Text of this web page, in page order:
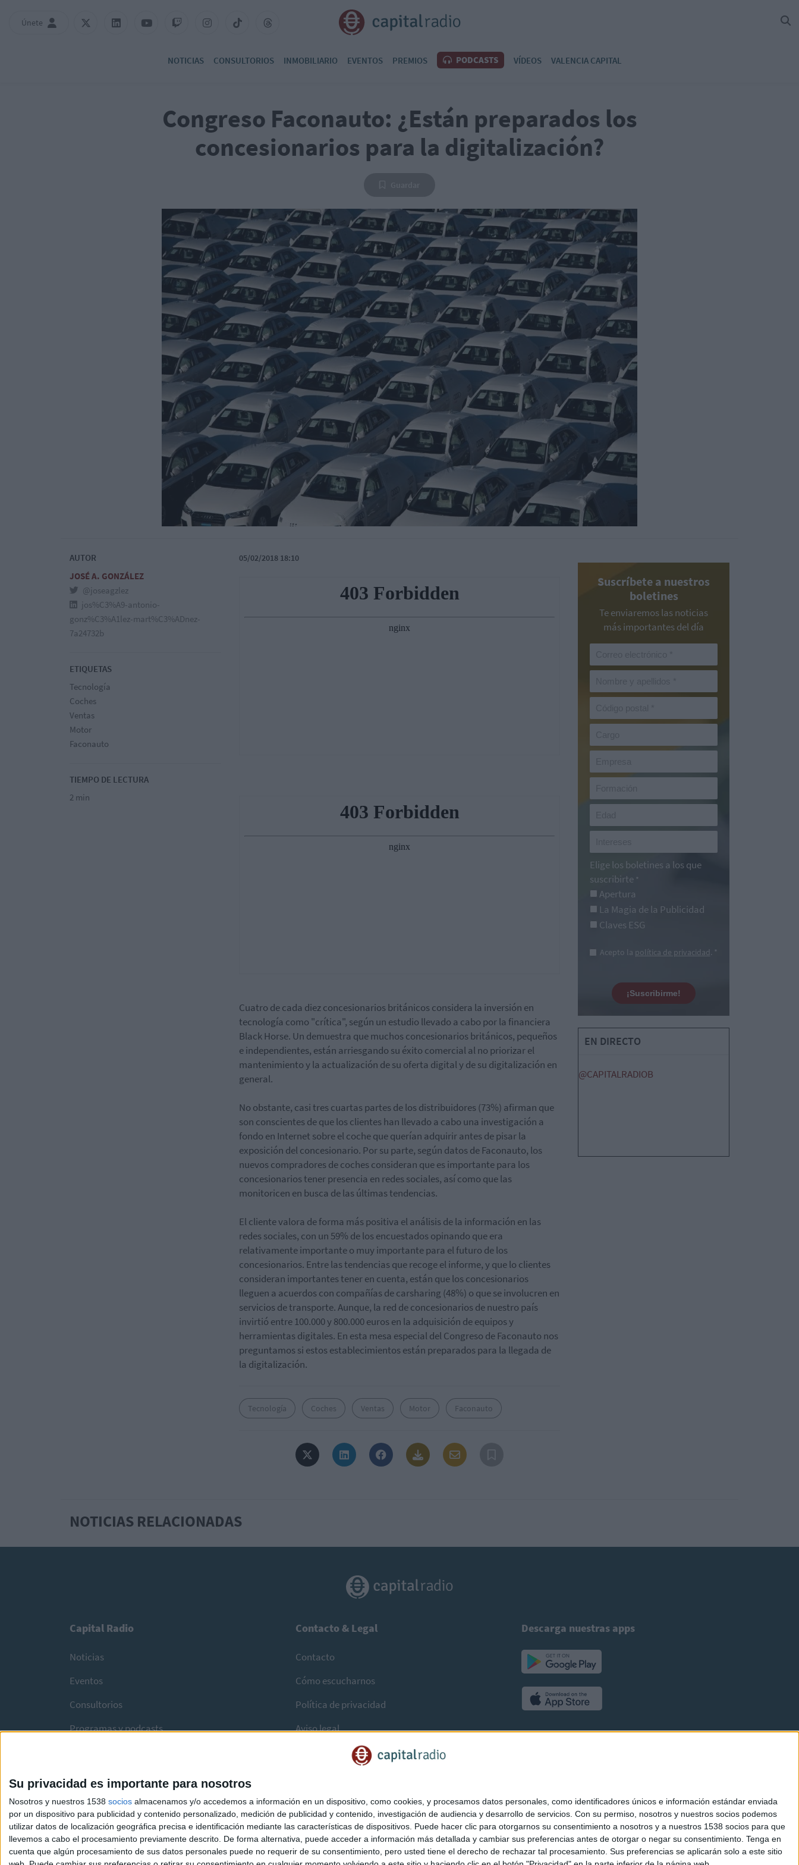
Su privacidad es importante para nosotros
Nosotros y nuestros 1538 socios almacenamos y/o accedemos a información en un dispositivo, como cookies, y procesamos datos personales, como identificadores únicos e información estándar enviada
por un dispositivo para publicidad y contenido personalizado, medición de publicidad y contenido, investigación de audiencia y desarrollo de servicios. Con su permiso, nosotros y nuestros socios podemos
utilizar datos de localización geográfica precisa e identificación mediante las características de dispositivos. Puede hacer clic para otorgarnos su consentimiento a nosotros y a nuestros 1538 socios para que
llevemos a cabo el procesamiento previamente descrito. De forma alternativa, puede acceder a información más detallada y cambiar sus preferencias antes de otorgar o negar su consentimiento. Tenga en
cuenta que algún procesamiento de sus datos personales puede no requerir de su consentimiento, pero usted tiene el derecho de rechazar tal procesamiento. Sus preferencias se aplicarán solo a este sitio
Únete
NOTICIAS CONSULTORIOS INMOBILIARIO EVENTOS PREMIOS PODCASTS VÍDEOS VALENCIA CAPITAL
Congreso Faconauto: ¿Están preparados los
concesionarios para la digitalización?
AUTOR
JOSÉ A. GONZÁLEZ
@joseagzlez
jos%C3%A9-antonio-
gonz%C3%A1lez-mart%C3%ADnez-
7a24732b
ETIQUETAS
Tecnología
Coches
Ventas
Motor
Faconauto
TIEMPO DE LECTURA
2 min
05/02/2018 18:10
Cuatro de cada diez concesionarios británicos considera la inversión en
tecnología como "crítica", según un estudio llevado a cabo por la financiera
Black Horse. Un demuestra que muchos concesionarios británicos, pequeños
e independientes, están arriesgando su éxito comercial al no priorizar el
mantenimiento y la actualización de su oferta digital y de su digitalización en
general.
No obstante, casi tres cuartas partes de los distribuidores (73%) afirman que
son conscientes de que los clientes han llevado a cabo una investigación a
fondo en Internet sobre el coche que querían adquirir antes de pisar la
exposición del concesionario. Por su parte, según datos de Faconauto, los
nuevos compradores de coches consideran que es importante para los
concesionarios tener presencia en redes sociales, así como que las
monitoricen en busca de las últimas tendencias.
El cliente valora de forma más positiva el análisis de la información en las
redes sociales, con un 59% de los encuestados opinando que era
relativamente importante o muy importante para el futuro de los
concesionarios. Entre las tendencias que recoge el informe, y que lo clientes
consideran importantes tener en cuenta, están que los concesionarios
lleguen a acuerdos con compañías de carsharing (48%) o que se involucren en
servicios de transporte. Aunque, la red de concesionarios de nuestro país
invirtió entre 100.000 y 800.000 euros en la adquisición de equipos y
herramientas digitales. En esta mesa especial del Congreso de Faconauto nos
preguntamos si estos establecimientos están preparados para la llegada de
la digitalización.
Tecnología Coches Ventas Motor Faconauto
Suscríbete a nuestros
boletines
Te enviaremos las noticias
más importantes del día
Elige los boletines a los que
suscribirte *
Apertura
La Magia de la Publicidad
Claves ESG
Acepto la política de privacidad. *
¡Suscribirme!
EN DIRECTO
@CAPITALRADIOB
NOTICIAS RELACIONADAS
Capital Radio
Noticias
Eventos
Consultorios
Programas y podcasts
Contacto & Legal
Contacto
Cómo escucharnos
Política de privacidad
Aviso legal
Descarga nuestras apps